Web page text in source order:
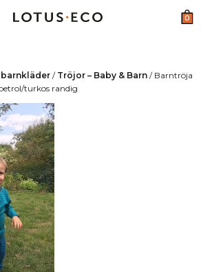
0
/ Tröjor – Baby & Barn / Barntröja
turkos randig